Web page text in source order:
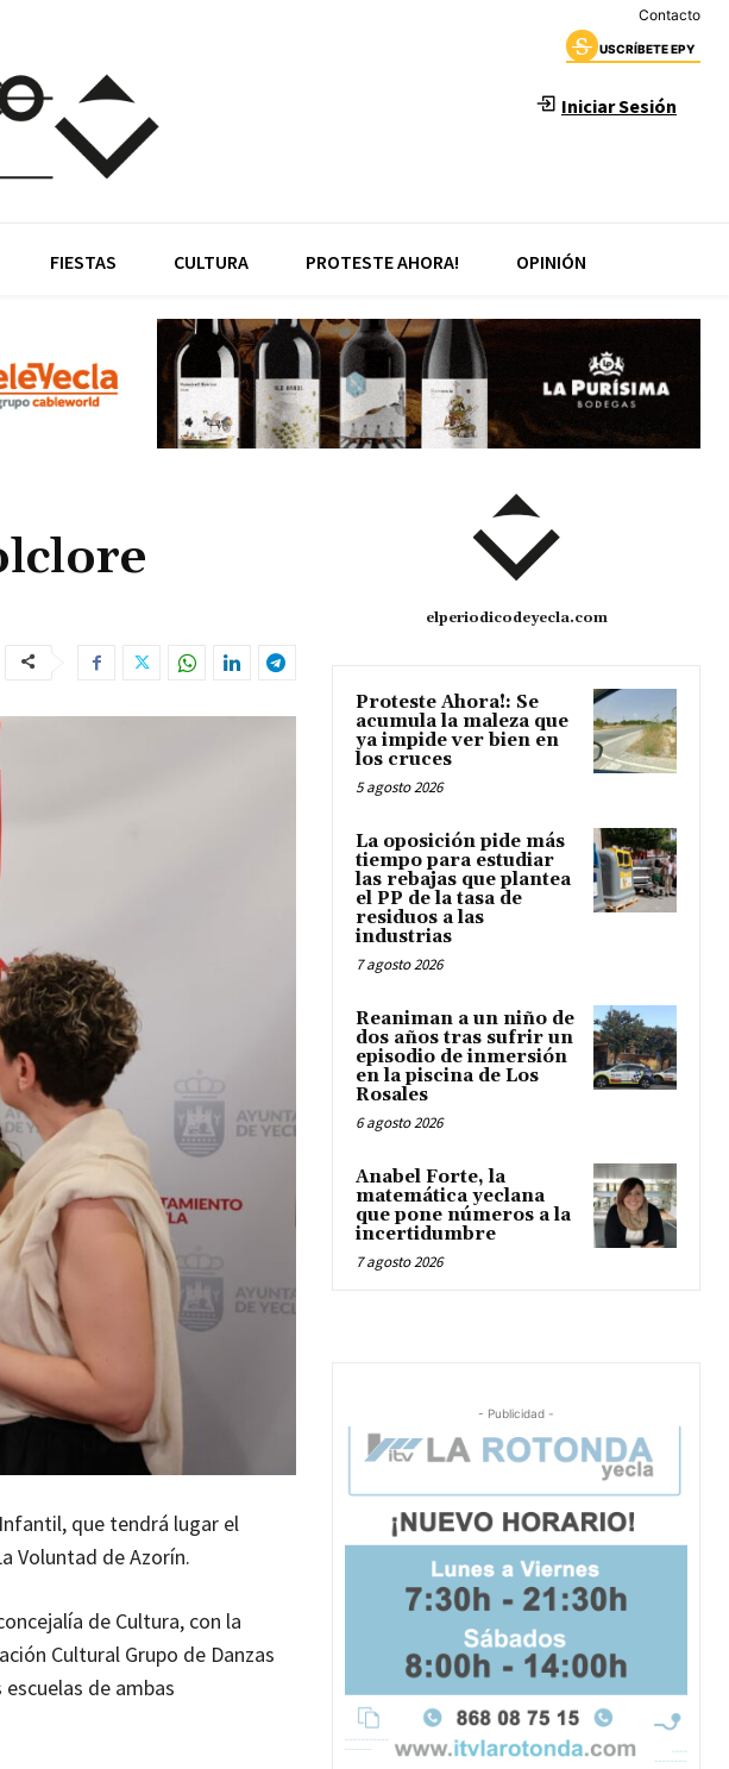
Contacto
USCRÍBETE EPY
Iniciar Sesión
FIESTAS CULTURA PROTESTE AHORA! OPINIÓN
que tendrá lugar el
Voluntad de Azorín.
de Cultura, con la
Cultural Grupo de Danzas
de ambas
elperiodicodeyecla.com
Proteste Ahora!: Se
acumula la maleza que
ya impide ver bien en
los cruces
5 agosto 2026
La oposición pide más
tiempo para estudiar
las rebajas que plantea
el PP de la tasa de
residuos a las
industrias
7 agosto 2026
Reaniman a un niño de
dos años tras sufrir un
episodio de inmersión
en la piscina de Los
Rosales
6 agosto 2026
Anabel Forte, la
matemática yeclana
que pone números a la
incertidumbre
7 agosto 2026
- Publicidad -